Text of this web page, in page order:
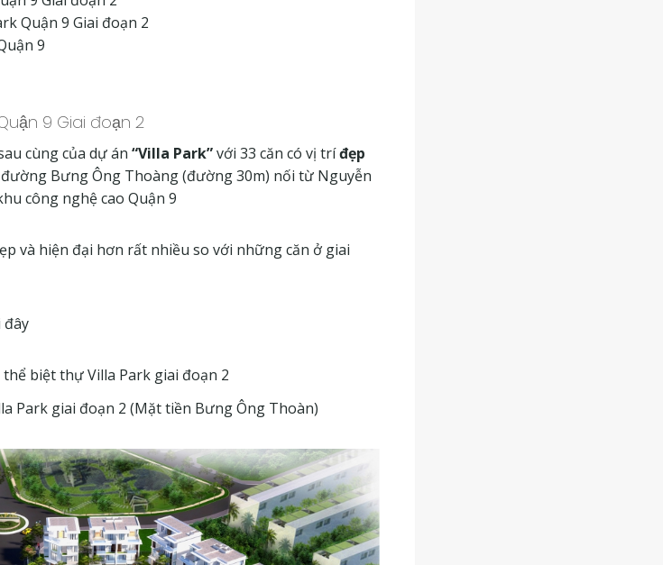
Quận 9 Giai đoạn 2
9
9 Giai đoạn 2
cùng của dự án “Villa Park”với 33 căn có vị tríđẹp
Bưng Ông Thoàng (đường 30m) nối từ Nguyễn
công nghệ cao Quận 9
và hiện đại hơn rất nhiều so với những căn ở giai
đây
Park giai đoạn 2 (Mặt tiền Bưng Ông Thoàn)